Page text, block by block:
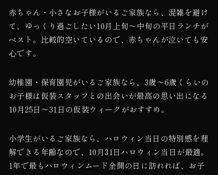
赤ちゃん・小さなお子様がいるご家族なら、混雑を避け
て、ゆっくり過ごしたい10月上旬〜中旬の平日ランチが
ベスト。比較的空いているので、赤ちゃんが泣いても安
心です。
幼稚園・保育園児がいるご家族なら、3歳〜6歳くらいの
お子様は仮装スタッフとの出会いが最高の思い出になる
10月25日〜31日の仮装ウィークがおすすめ。
小学生がいるご家族なら、ハロウィン当日の特別感を理
解できる年齢なので、10月31日ハロウィン当日が最適。
1年で最もハロウィンムード全開の日に訪れれば、お子